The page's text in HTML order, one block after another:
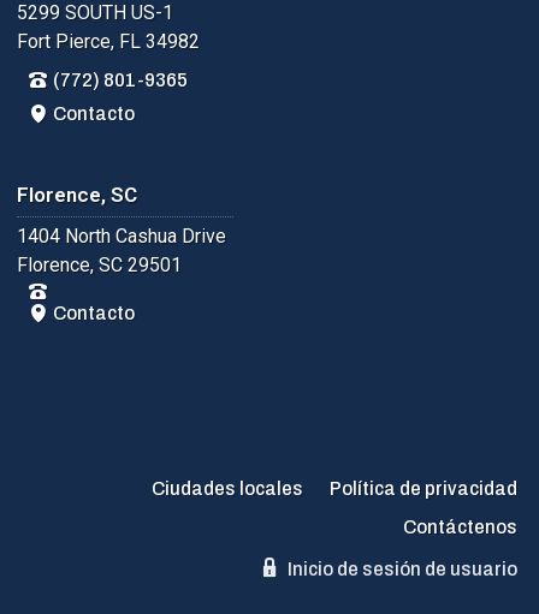
5299 SOUTH US-1
Fort Pierce, FL 34982
(772) 801-9365
Contacto
Florence, SC
1404 North Cashua Drive
Florence, SC 29501
Contacto
Ciudades locales
Política de privacidad
Contáctenos
Inicio de sesión de usuario